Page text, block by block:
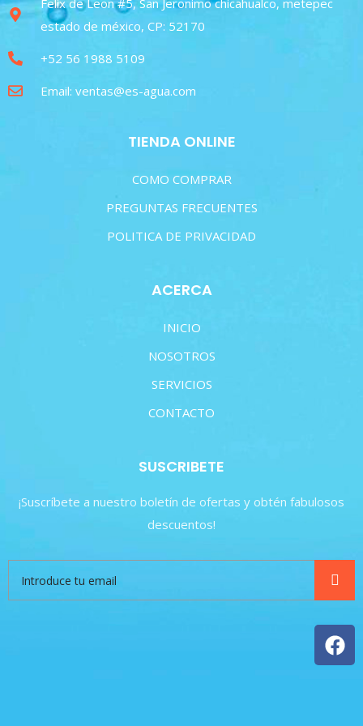
Felix de Leon #5, San Jeronimo chicahualco, metepec
estado de méxico, CP: 52170
+52 56 1988 5109
Email: ventas@es-agua.com
TIENDA ONLINE
COMO COMPRAR
PREGUNTAS FRECUENTES
POLITICA DE PRIVACIDAD
ACERCA
INICIO
NOSOTROS
SERVICIOS
CONTACTO
SUSCRIBETE
¡Suscríbete a nuestro boletín de ofertas y obtén fabulosos
descuentos!